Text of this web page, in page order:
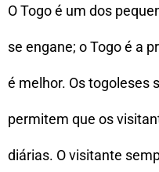
O Togo é um dos
se engane; o Togo é a
é melhor. Os togoleses
permitem que os
diárias. O visitante